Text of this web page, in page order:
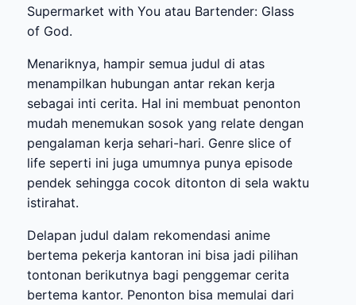
Supermarket with You atau Bartender: Glass
of God.
Menariknya, hampir semua judul di atas
menampilkan hubungan antar rekan kerja
sebagai inti cerita. Hal ini membuat penonton
mudah menemukan sosok yang relate dengan
pengalaman kerja sehari-hari. Genre slice of
life seperti ini juga umumnya punya episode
pendek sehingga cocok ditonton di sela waktu
istirahat.
Delapan judul dalam rekomendasi anime
bertema pekerja kantoran ini bisa jadi pilihan
tontonan berikutnya bagi penggemar cerita
bertema kantor. Penonton bisa memulai dari